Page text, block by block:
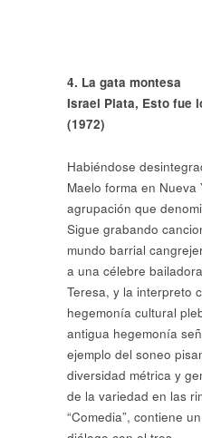
4. La gata montesa
Israel Plata, Esto fue
(1972)
Habiéndose
Maelo forma en Nueva
agrupación que
Sigue grabando
mundo barrial
a una célebre
Teresa, y la interpreto
hegemonía cultural
antigua hegemonía
ejemplo del soneo
diversidad métrica y
de la variedad en las
“Comedia”, contiene